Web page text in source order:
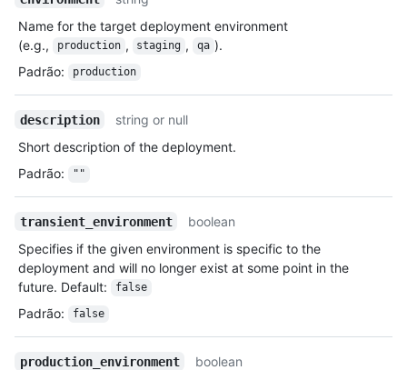
Name for the target deployment environment
(e.g.,
production , staging , qa ).
Padrão: production
description
string or null
Short description of the deployment.
Padrão: ""
transient_environment
boolean
Specifies if the given environment is specific to the
deployment and will no longer exist at some point in the
future. Default:
false
Padrão: false
production_environment
boolean